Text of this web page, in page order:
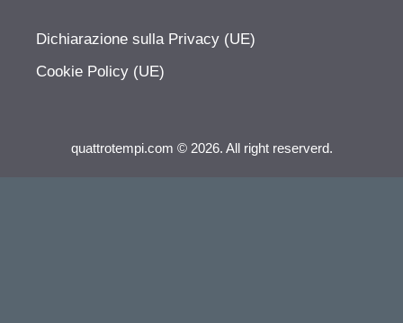
Dichiarazione sulla Privacy (UE)
Cookie Policy (UE)
quattrotempi.com © 2026. All right reserverd.